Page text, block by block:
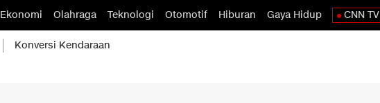
Ekonomi Olahraga Teknologi Otomotif Hiburan Gaya Hidup CNN TV
Konversi Kendaraan